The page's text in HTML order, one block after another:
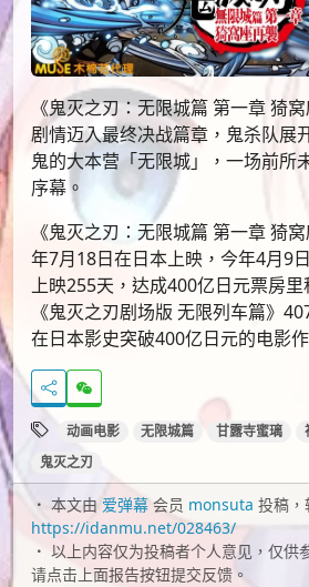
《鬼灭之刃：无限城篇 第一章 猗
剧情迈入最终决战篇章，鬼杀队展
鬼的大本营「无限城」，一场前所
序幕。
《鬼灭之刃：无限城篇 第一章 猗
年7月18日在日本上映，今年4月9
上映255天，达成400亿日元票房
《鬼灭之刃剧场版 无限列车篇》
在日本影史突破400亿日元的电影作
动画电影 无限城篇 甘露寺蜜璃
鬼灭之刃
本文由 爱弹幕 会员 monsuta 投稿，
https://idanmu.net/028463/
以上内容仅为投稿者个人意见，仅供
请点击上面报告按钮提交反馈。